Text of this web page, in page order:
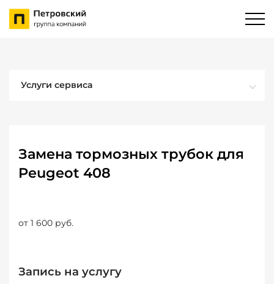
Услуги сервиса
Замена тормозных трубок для
Peugeot 408
от 1 600 руб.
Запись на услугу